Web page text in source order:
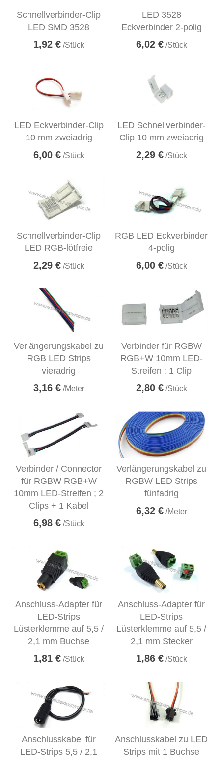
Schnellverbinder-Clip
LED SMD 3528
1,92 €/Stück
LED 3528
Eckverbinder 2-polig
6,02 €/Stück
LED Eckverbinder-Clip
10 mm zweiadrig
6,00 €/Stück
LED Schnellverbinder-
Clip 10 mm zweiadrig
2,29 €/Stück
Schnellverbinder-Clip
LED RGB-lötfreie
2,29 €/Stück
RGB LED Eckverbinder
4-polig
6,00 €/Stück
Verlängerungskabel zu
RGB LED Strips
vieradrig
3,16 €/Meter
Verbinder für RGBW
RGB+W 10mm LED-
Streifen ; 1 Clip
2,80 €/Stück
Verbinder / Connector
für RGBW RGB+W
10mm LED-Streifen ; 2
Clips + 1 Kabel
6,98 €/Stück
Verlängerungskabel zu
RGBW LED Strips
fünfadrig
6,32 €/Meter
Anschluss-Adapter für
LED-Strips
Lüsterklemme auf 5,5 /
2,1 mm Buchse
1,81 €/Stück
Anschluss-Adapter für
LED-Strips
Lüsterklemme auf 5,5 /
2,1 mm Stecker
1,86 €/Stück
Anschlusskabel für
LED-Strips 5,5 / 2,1
Anschlusskabel zu LED
Strips mit 1 Buchse